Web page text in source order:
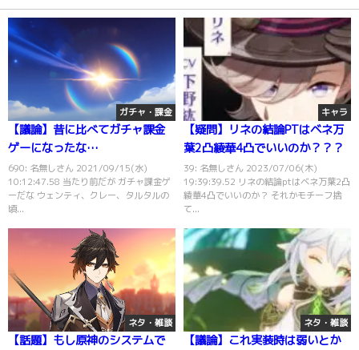
ガチャ・課金
【議論】昔に比べてガチャ課金
ゲーになったな…
690: 名無しさん 2021/09/15(水)
10:12:47.58 当たり前だが ガチャ課金ゲ
ーだな ウェンティ、クレー、タルタルの
頃...
キャラ
【疑問】リネの結論PTはベネ万
葉2凸綾華4凸でいいのか？？？
39: 名無しさん 2023/07/06(木)
19:39:39.52 リネの結論ptはベネ万葉2凸
綾華4凸でいいのか？ それかモチーフ捨
て...
ネタ・雑談
【話題】もし原神のシステムで
ネタ・雑談
【議論】これ実装時は弱いとか